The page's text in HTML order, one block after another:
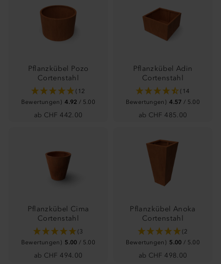
Pflanzkübel Pozo
Cortenstahl
(12
Bewertungen) 4.92 / 5.00
ab CHF 442.00
Pflanzkübel Adin
Cortenstahl
(14
Bewertungen) 4.57 / 5.00
ab CHF 485.00
Pflanzkübel Cima
Cortenstahl
(3
Bewertungen) 5.00 / 5.00
ab CHF 494.00
Pflanzkübel Anoka
Cortenstahl
(2
Bewertungen) 5.00 / 5.00
ab CHF 498.00